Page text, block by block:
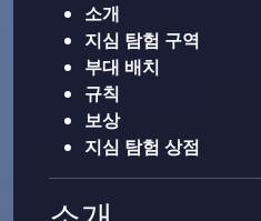
소개
지심 탐험 구역
부대 배치
규칙
보상
지심 탐험 상점